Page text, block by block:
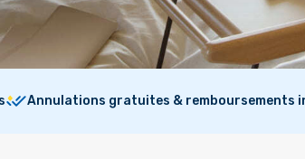
Annulations gratuites & remboursements